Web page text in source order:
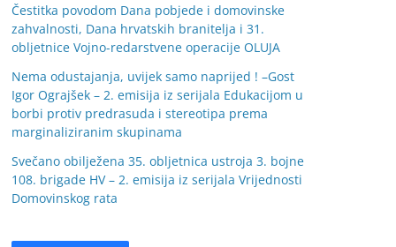
Čestitka povodom Dana pobjede i domovinske
zahvalnosti, Dana hrvatskih branitelja i 31.
obljetnice Vojno-redarstvene operacije OLUJA
Nema odustajanja, uvijek samo naprijed ! –Gost
Igor Ograjšek – 2. emisija iz serijala Edukacijom u
borbi protiv predrasuda i stereotipa prema
marginaliziranim skupinama
Svečano obilježena 35. obljetnica ustroja 3. bojne
108. brigade HV – 2. emisija iz serijala Vrijednosti
Domovinskog rata